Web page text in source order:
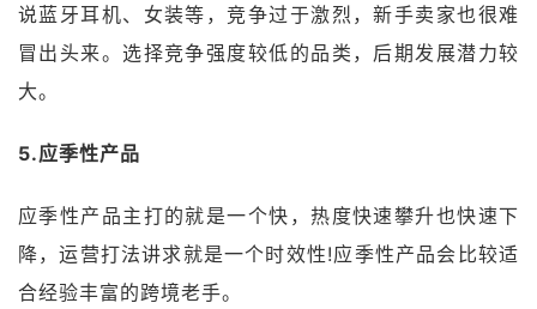
说蓝牙耳机、女装等，竞争过于激烈，新手卖家也很难
冒出头来。选择竞争强度较低的品类，后期发展潜力较
大。
5.应季性产品
应季性产品主打的就是一个快，热度快速攀升也快速下
降，运营打法讲求就是一个时效性!应季性产品会比较适
合经验丰富的跨境老手。